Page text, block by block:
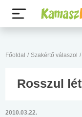
Főoldal / Szakértő válaszol /
Rosszul lét
2010.03.22.